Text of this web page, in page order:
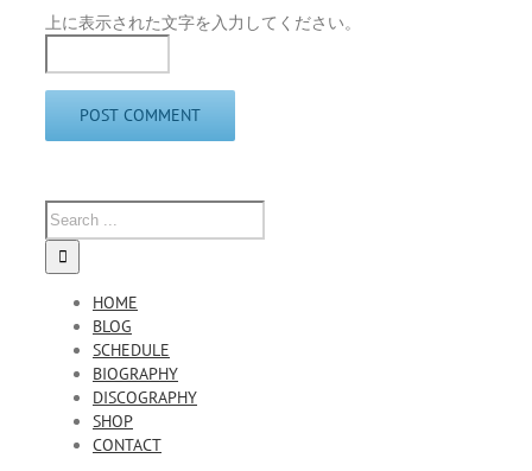
上に表示された文字を入力してください。
HOME
BLOG
SCHEDULE
BIOGRAPHY
DISCOGRAPHY
SHOP
CONTACT